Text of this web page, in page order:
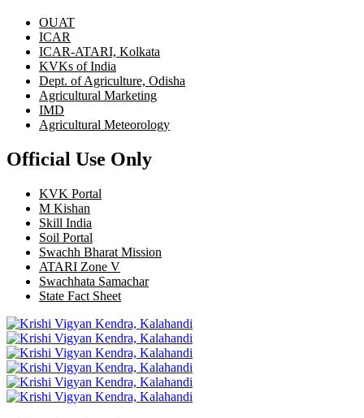
OUAT
ICAR
ICAR-ATARI, Kolkata
KVKs of India
Dept. of Agriculture, Odisha
Agricultural Marketing
IMD
Agricultural Meteorology
Official Use Only
KVK Portal
M Kishan
Skill India
Soil Portal
Swachh Bharat Mission
ATARI Zone V
Swachhata Samachar
State Fact Sheet